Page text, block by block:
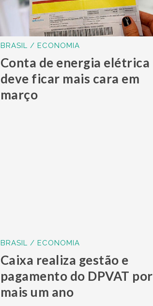
BRASIL / ECONOMIA
Conta de energia elétrica
deve ficar mais cara em
março
BRASIL / ECONOMIA
Caixa realiza gestão e
pagamento do DPVAT por
mais um ano